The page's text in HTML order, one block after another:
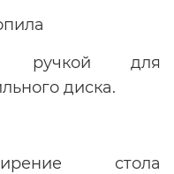
ручкой для
диска.
стола